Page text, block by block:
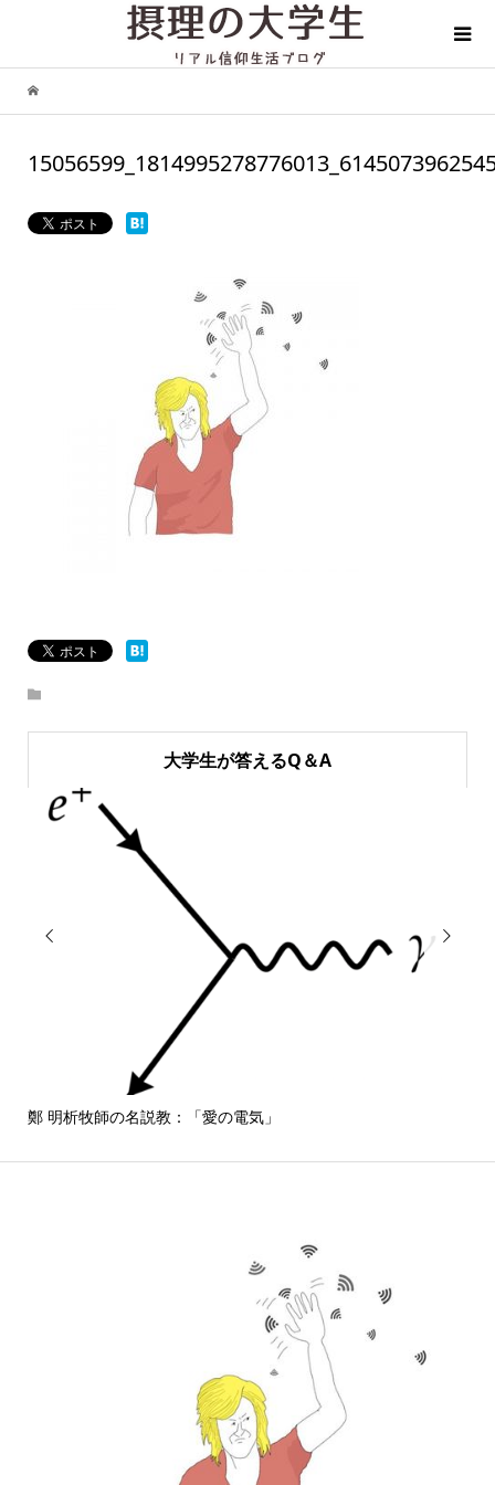
大学生が答えるQ＆A

鄭 明析牧師の名説教：「愛の電気」
